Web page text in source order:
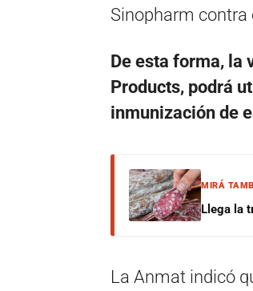
Sinopharm contra
De esta forma, la
Products, podrá
inmunización de
MIRÁ
Llega la
La Anmat indicó